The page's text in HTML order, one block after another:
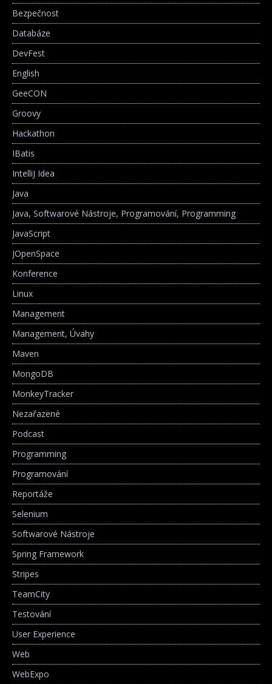
Bezpečnost
Databáze
DevFest
English
GeeCON
Groovy
Hackathon
IBatis
IntelliJ Idea
Java
Java, Softwarové Nástroje, Programování, Programming
JavaScript
JOpenSpace
Konference
Linux
Management
Management, Úvahy
Maven
MongoDB
MonkeyTracker
Nezařazené
Podcast
Programming
Programování
Reportáže
Selenium
Softwarové Nástroje
Spring Framework
Stripes
TeamCity
Testování
User Experience
Web
WebExpo